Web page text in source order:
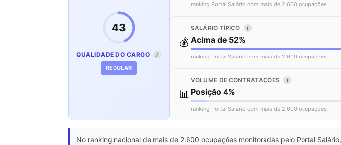
43
QUALIDADE DO CARGO I
REGULAR
ranking Portal Salário com mais de 2.600 ocupações
💰
SALÁRIO TÍPICO I
Acima de 52%
ranking Portal Salário com mais de 2.600 ocupações
📊
VOLUME DE CONTRATAÇÕES I
Posição 4%
ranking Portal Salário com mais de 2.600 ocupações
No ranking nacional de mais de 2.600 ocupações monitoradas pelo Portal Salário,